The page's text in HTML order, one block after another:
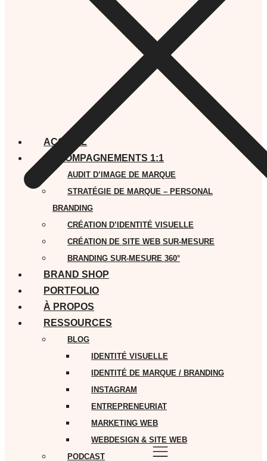
ACCUEIL
ACCOMPAGNEMENTS 1:1
AUDIT D’IMAGE DE MARQUE
STRATÉGIE DE MARQUE – PERSONAL
BRANDING
CRÉATION D’IDENTITÉ VISUELLE
CRÉATION DE SITE WEB SUR-MESURE
BRANDING SUR-MESURE 360°
BRAND SHOP
PORTFOLIO
À PROPOS
RESSOURCES
BLOG
IDENTITÉ VISUELLE
IDENTITÉ DE MARQUE / BRANDING
INSTAGRAM
ENTREPRENEURIAT
MARKETING WEB
WEBDESIGN & SITE WEB
PODCAST